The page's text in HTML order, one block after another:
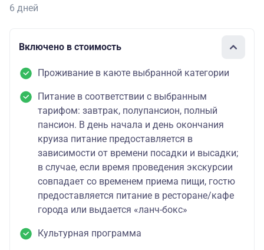
6 дней
Включено в стоимость
Проживание в каюте выбранной категории
Питание в соответствии с выбранным
тарифом: завтрак, полупансион, полный
пансион. В день начала и день окончания
круиза питание предоставляется в
зависимости от времени посадки и высадки;
в случае, если время проведения экскурсии
совпадает со временем приема пищи, гостю
предоставляется питание в ресторане/кафе
города или выдается «ланч-бокс»
Культурная программа